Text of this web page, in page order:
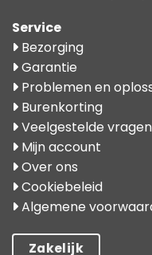
Service
Bezorging
Garantie
Problemen en
Burenkorting
Veelgestelde vragen
Mijn account
Over ons
Cookiebeleid
Algemene
Zakelijk